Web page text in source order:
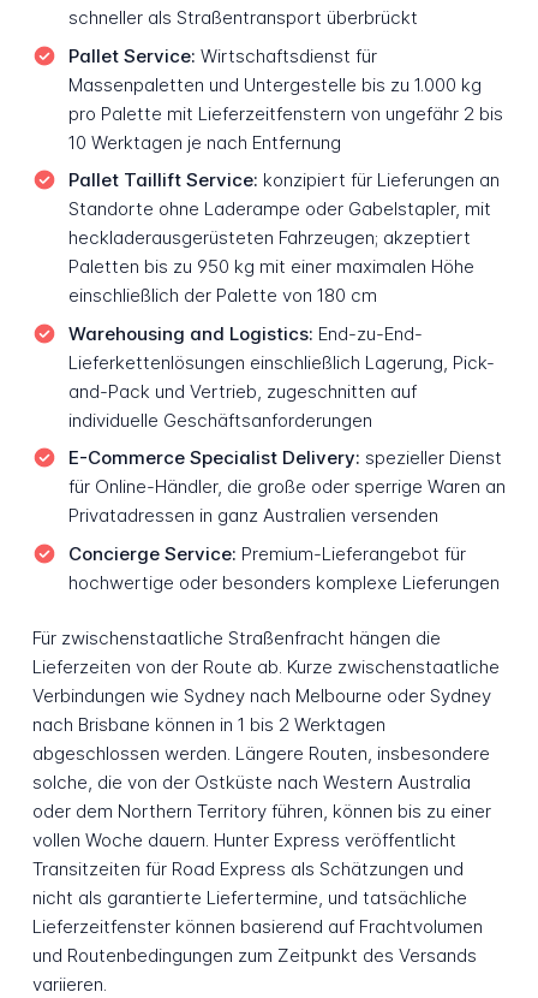
schneller als Straßentransport überbrückt
Pallet Service: Wirtschaftsdienst für
Massenpaletten und Untergestelle bis zu 1.000 kg
pro Palette mit Lieferzeitfenstern von ungefähr 2 bis
10 Werktagen je nach Entfernung
Pallet Taillift Service: konzipiert für Lieferungen an
Standorte ohne Laderampe oder Gabelstapler, mit
heckladerausgerüsteten Fahrzeugen; akzeptiert
Paletten bis zu 950 kg mit einer maximalen Höhe
einschließlich der Palette von 180 cm
Warehousing and Logistics: End-zu-End-
Lieferkettenlösungen einschließlich Lagerung, Pick-
and-Pack und Vertrieb, zugeschnitten auf
individuelle Geschäftsanforderungen
E-Commerce Specialist Delivery: spezieller Dienst
für Online-Händler, die große oder sperrige Waren an
Privatadressen in ganz Australien versenden
Concierge Service: Premium-Lieferangebot für
hochwertige oder besonders komplexe Lieferungen
Für zwischenstaatliche Straßenfracht hängen die
Lieferzeiten von der Route ab. Kurze zwischenstaatliche
Verbindungen wie Sydney nach Melbourne oder Sydney
nach Brisbane können in 1 bis 2 Werktagen
abgeschlossen werden. Längere Routen, insbesondere
solche, die von der Ostküste nach Western Australia
oder dem Northern Territory führen, können bis zu einer
vollen Woche dauern. Hunter Express veröffentlicht
Transitzeiten für Road Express als Schätzungen und
nicht als garantierte Liefertermine, und tatsächliche
Lieferzeitfenster können basierend auf Frachtvolumen
und Routenbedingungen zum Zeitpunkt des Versands
variieren.